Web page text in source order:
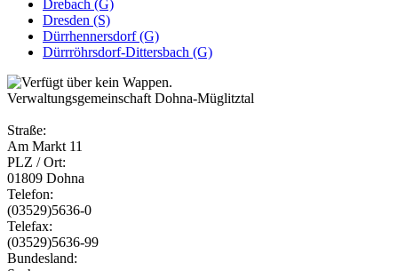
Drebach (G)
Dresden (S)
Dürrhennersdorf (G)
Dürrröhrsdorf-Dittersbach (G)
Verwaltungsgemeinschaft Dohna-Müglitztal
Straße:
Am Markt 11
PLZ / Ort:
01809 Dohna
Telefon:
(03529)5636-0
Telefax:
(03529)5636-99
Bundesland: